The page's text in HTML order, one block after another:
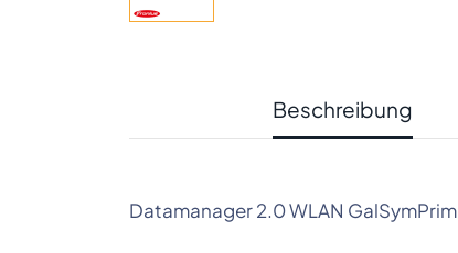
Beschreibung
Datamanager 2.0 WLAN GalSymPrim